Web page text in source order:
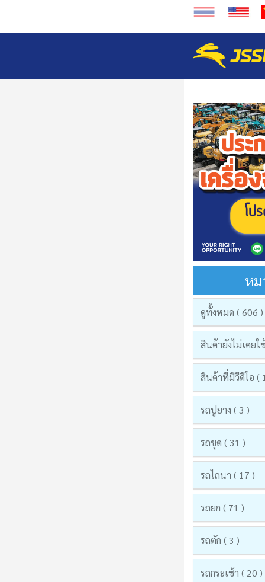
ห
ดูทั้งหมด ( 606 )
สินค้ายังไม่เคยใ
สินค้าที่มีวีดีโอ (
รถปูยาง ( 3 )
รถขุด ( 31 )
รถไถนา ( 17 )
รถยก ( 71 )
รถตัก ( 3 )
รถกระเช้า ( 20 )